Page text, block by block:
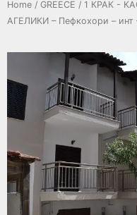
Home / GREECE / 1 КРАК -
АГЕЛИКИ – Пефкохори –